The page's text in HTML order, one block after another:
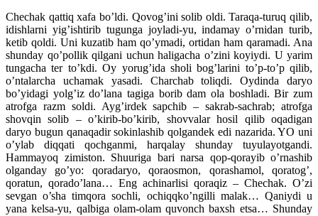
Chechak qattiq xafa bo’ldi. Qovog’ini solib oldi. Taraqa-turuq qilib,
idishlarni yig’ishtirib tugunga joyladi-yu, indamay o’rnidan turib,
ketib qoldi. Uni kuzatib ham qo’ymadi, ortidan ham qaramadi. Ana
shunday qo’pollik qilgani uchun haligacha o’zini koyiydi. U yarim
tungacha ter to’kdi. Oy yorug’ida sholi bog’larini to’p-to’p qilib,
o’ntalarcha uchamak yasadi. Charchab toliqdi. Oydinda daryo
bo’yidagi yolg’iz do’lana tagiga borib dam ola boshladi. Bir zum
atrofga razm soldi. Ayg’irdek sapchib – sakrab-sachrab; atrofga
shovqin solib – o’kirib-bo’kirib, shovvalar hosil qilib oqadigan
daryo bugun qanaqadir sokinlashib qolgandek edi nazarida. YO uni
o’ylab diqqati qochganmi, harqalay shunday tuyulayotgandi.
Hammayoq zimiston. Shuuriga bari narsa qop-qorayib o’rnashib
olganday go’yo: qoradaryo, qoraosmon, qorashamol, qoratog’,
qoratun, qorado’lana… Eng achinarlisi qoraqiz – Chechak. O’zi
sevgan o’sha timqora sochli, ochiqqko’ngilli malak… Qaniydi u
yana kelsa-yu, qalbiga olam-olam quvonch baxsh etsa… Shunday